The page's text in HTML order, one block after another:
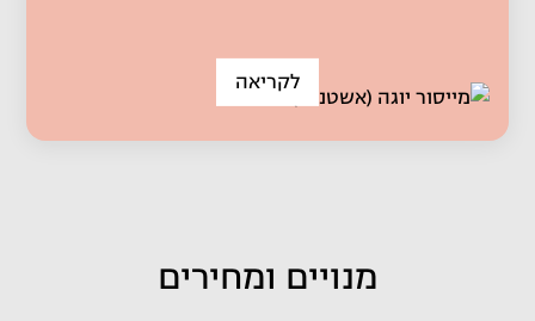
לקריאה
מנויים ומחירים